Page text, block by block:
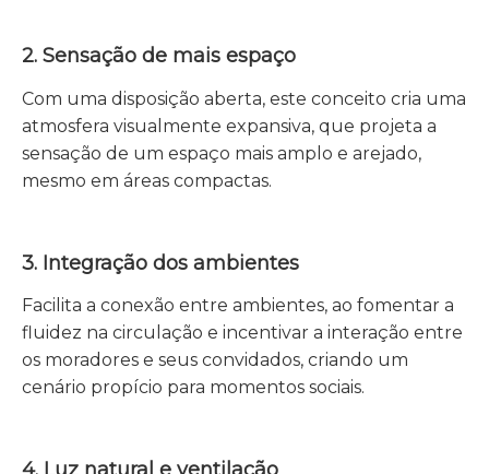
2. Sensação de mais espaço
Com uma disposição aberta, este conceito cria uma
atmosfera visualmente expansiva, que projeta a
sensação de um espaço mais amplo e arejado,
mesmo em áreas compactas.
3. Integração dos ambientes
Facilita a conexão entre ambientes, ao fomentar a
fluidez na circulação e incentivar a interação entre
os moradores e seus convidados, criando um
cenário propício para momentos sociais.